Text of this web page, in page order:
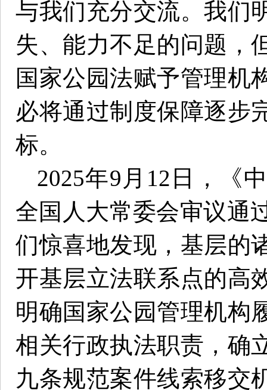
与我们充分交流。我们
失、能力不足的问题，
国家公园法赋予管理机
必将通过制度保障逐步
标。
2025年9月12日，《
全国人大常委会审议通
们惊喜地发现，基层的
开基层立法联系点的高
明确国家公园管理机构
相关行政执法职责，确
九条规范案件线索移交